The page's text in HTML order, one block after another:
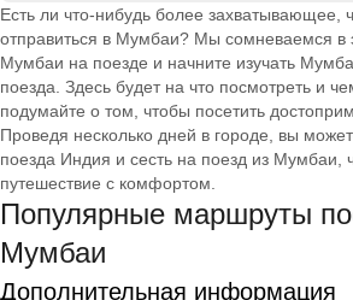
Есть ли что-нибудь более захватывающее,
отправиться в Мумбаи? Мы сомневаемся в
Мумбаи на поезде и начните изучать
поезда. Здесь будет на что посмотреть и
подумайте о том, чтобы посетить
Проведя несколько дней в городе, вы
поезда Индия и сесть на поезд из Мумбаи,
путешествие с комфортом.
Популярные маршруты
Мумбаи
Дополнительная информация